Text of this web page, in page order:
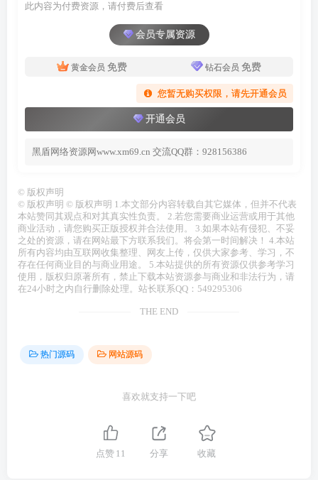
此内容为付费资源，请付费后查看
会员专属资源
黄金会员 免费 钻石会员 免费
您暂无购买权限，请先开通会员
开通会员
黑盾网络资源网www.xm69.cn 交流QQ群：928156386
© 版权声明
© 版权声明 © 版权声明 1.本文部分内容转载自其它媒体，但并不代表
本站赞同其观点和对其真实性负责。 2.若您需要商业运营或用于其他
商业活动，请您购买正版授权并合法使用。 3.如果本站有侵犯、不妥
之处的资源，请在网站最下方联系我们。将会第一时间解决！ 4.本站
所有内容均由互联网收集整理、网友上传，仅供大家参考、学习，不
存在任何商业目的与商业用途。 5.本站提供的所有资源仅供参考学习
使用，版权归原著所有，禁止下载本站资源参与商业和非法行为，请
在24小时之内自行删除处理。站长联系QQ：549295306
THE END
热门源码 网站源码
喜欢就支持一下吧
点赞 11 分享 收藏